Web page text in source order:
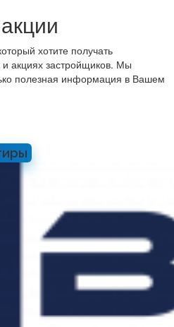
хотите получать
акциях застройщиков. Мы
полезная информация в Вашем